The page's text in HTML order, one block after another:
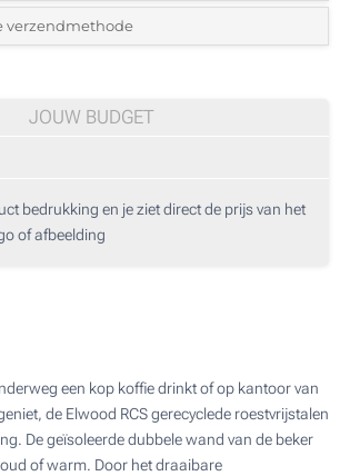
kant)
kant)
voeg het gewenste aantal in
verzendmethode
JOUW BUDGET
bedrukking en je ziet direct de prijs van het
of afbeelding
een kop koffie drinkt of op kantoor van
de Elwood RCS gerecyclede roestvrijstalen
De geïsoleerde dubbele wand van de beker
of warm. Door het draaibare